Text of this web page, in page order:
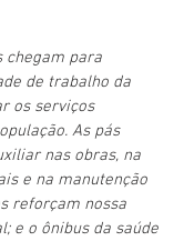
chegam para
de trabalho da
os serviços
As pás
nas obras, na
e na manutenção
reforçam nossa
e o ônibus da saúde